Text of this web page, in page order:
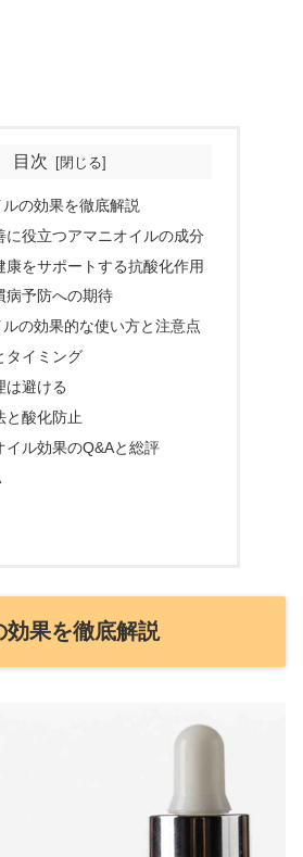
目次
の効果を徹底解説
に役立つアマニオイルの成分
康をサポートする抗酸化作用
病予防への期待
の効果的な使い方と注意点
タイミング
は避ける
と酸化防止
イル効果のQ&Aと総評
効果を徹底解説